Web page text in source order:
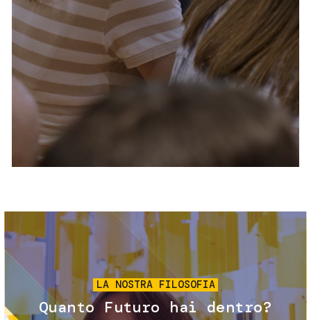
Servizi e accessibilità
Contatti
FAQ
Biglietti
Immagine
LA NOSTRA FILOSOFIA
Quanto Futuro hai dentro?